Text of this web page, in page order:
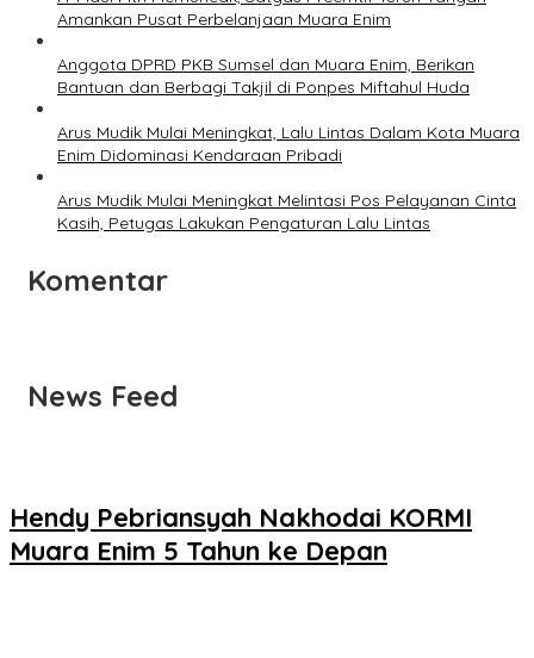
Amankan Pusat Perbelanjaan Muara Enim
Anggota DPRD PKB Sumsel dan Muara Enim, Berikan
Bantuan dan Berbagi Takjil di Ponpes Miftahul Huda
Arus Mudik Mulai Meningkat, Lalu Lintas Dalam Kota Muara
Enim Didominasi Kendaraan Pribadi
Arus Mudik Mulai Meningkat Melintasi Pos Pelayanan Cinta
Kasih, Petugas Lakukan Pengaturan Lalu Lintas
Komentar
News Feed
Hendy Pebriansyah Nakhodai KORMI
Muara Enim 5 Tahun ke Depan